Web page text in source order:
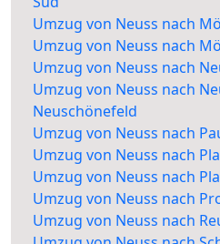
Umzug von Neuss nach
Umzug von Neuss nach
Umzug von Neuss nach
Umzug von Neuss nach
Neuschönefeld
Umzug von Neuss nach
Umzug von Neuss nach
Umzug von Neuss nach
Umzug von Neuss nach
Umzug von Neuss nach